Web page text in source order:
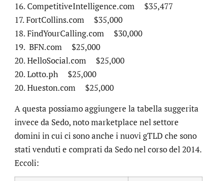
16. CompetitiveIntelligence.com $35,477
17. FortCollins.com $35,000
18. FindYourCalling.com $30,000
19. BFN.com $25,000
20. HelloSocial.com $25,000
20. Lotto.ph $25,000
20. Hueston.com $25,000
A questa possiamo aggiungere la tabella suggerita
invece da Sedo, noto marketplace nel settore
domini in cui ci sono anche i nuovi gTLD che sono
stati venduti e comprati da Sedo nel corso del 2014.
Eccoli: